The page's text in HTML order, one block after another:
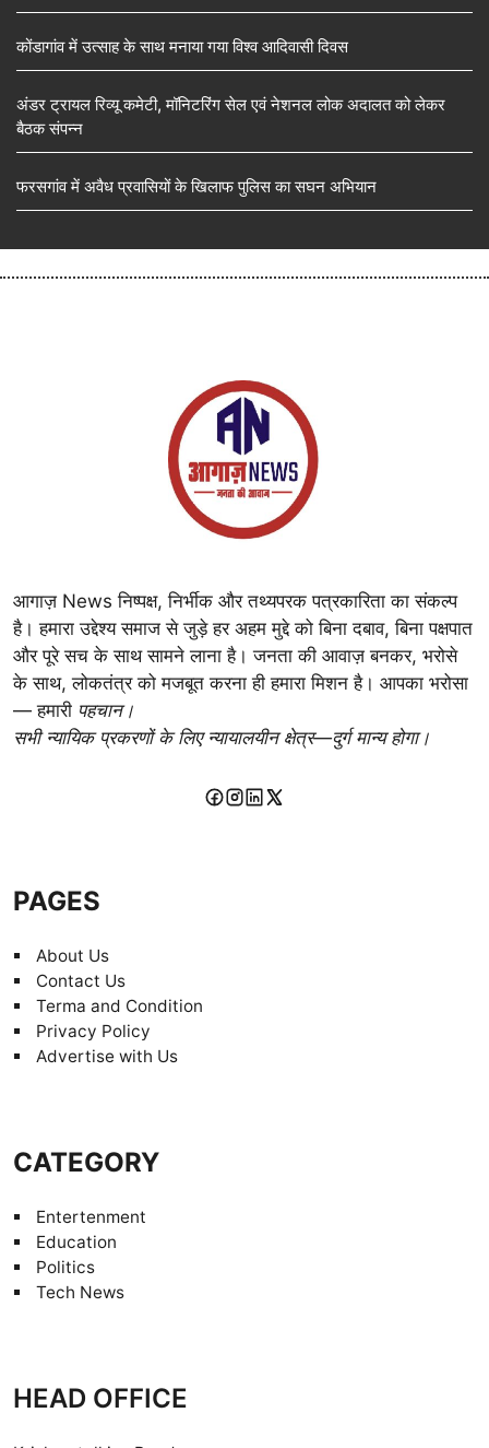
कोंडागांव में उत्साह के साथ मनाया गया विश्व आदिवासी दिवस
अंडर ट्रायल रिव्यू कमेटी, मॉनिटरिंग सेल एवं नेशनल लोक अदालत को लेकर
बैठक संपन्न
फरसगांव में अवैध प्रवासियों के खिलाफ पुलिस का सघन अभियान
आगाज़ News निष्पक्ष, निर्भीक और तथ्यपरक पत्रकारिता का संकल्प
है। हमारा उद्देश्य समाज से जुड़े हर अहम मुद्दे को बिना दबाव, बिना पक्षपात
और पूरे सच के साथ सामने लाना है। जनता की आवाज़ बनकर, भरोसे
के साथ, लोकतंत्र को मजबूत करना ही हमारा मिशन है। आपका भरोसा
— हमारी पहचान।
सभी न्यायिक प्रकरणों के लिए न्यायालयीन क्षेत्र—दुर्ग मान्य होगा।
PAGES
About Us
Contact Us
Terma and Condition
Privacy Policy
Advertise with Us
CATEGORY
Entertenment
Education
Politics
Tech News
HEAD OFFICE